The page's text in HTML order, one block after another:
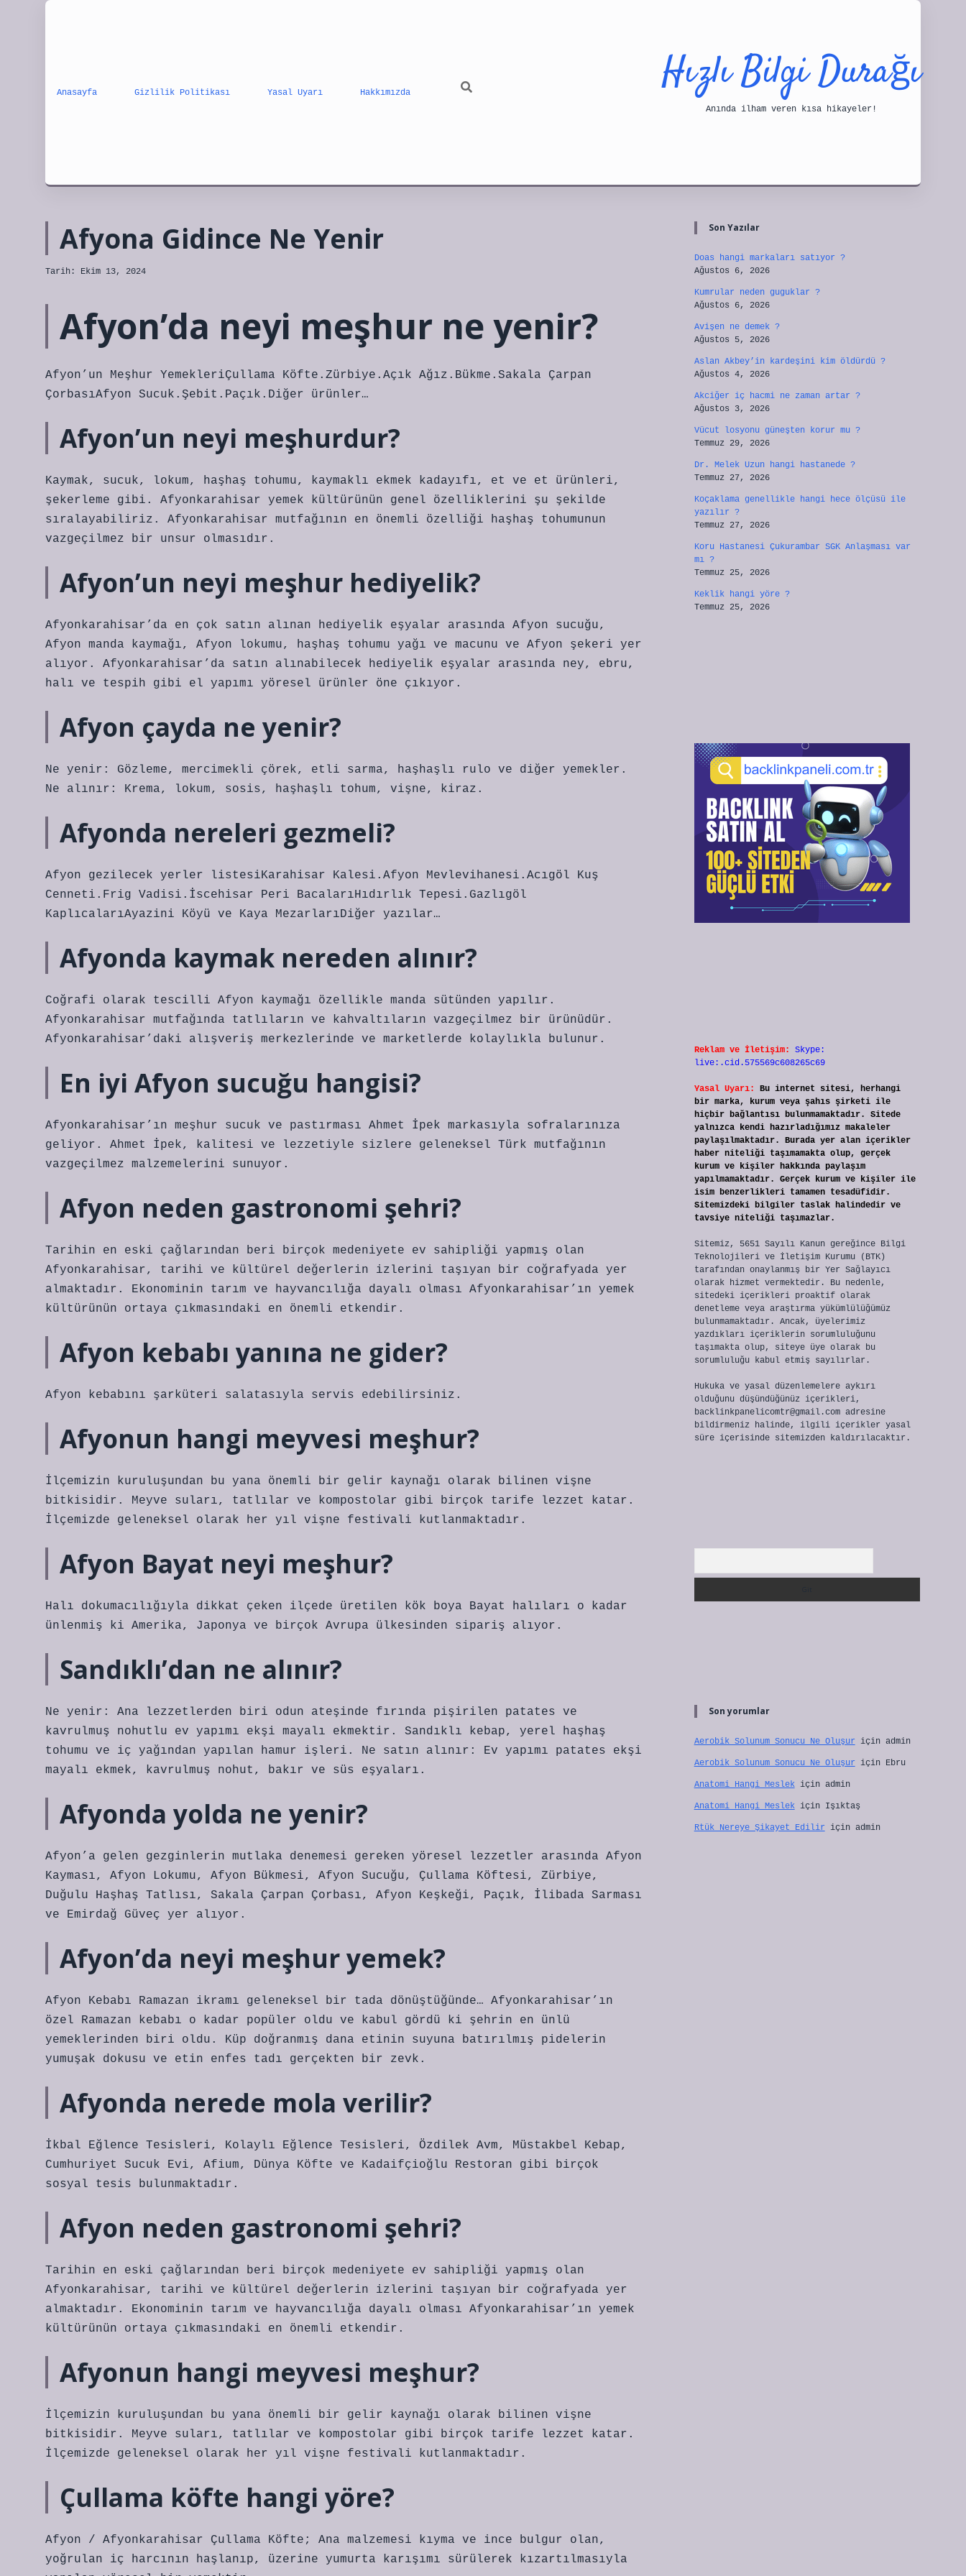
Anasayfa Gizlilik Politikası Yasal Uyarı Hakkımızda Hızlı Bilgi Durağı
Anında ilham veren kısa hikayeler!
Afyona Gidince Ne Yenir
Tarih: Ekim 13, 2024
Afyon’da neyi meşhur ne yenir?
Afyon’un Meşhur YemekleriÇullama Köfte.Zürbiye.Açık Ağız.Bükme.Sakala Çarpan
ÇorbasıAfyon Sucuk.Şebit.Paçık.Diğer ürünler…
Afyon’un neyi meşhurdur?
Kaymak, sucuk, lokum, haşhaş tohumu, kaymaklı ekmek kadayıfı, et ve et ürünleri,
şekerleme gibi. Afyonkarahisar yemek kültürünün genel özelliklerini şu şekilde
sıralayabiliriz. Afyonkarahisar mutfağının en önemli özelliği haşhaş tohumunun
vazgeçilmez bir unsur olmasıdır.
Afyon’un neyi meşhur hediyelik?
Afyonkarahisar’da en çok satın alınan hediyelik eşyalar arasında Afyon sucuğu,
Afyon manda kaymağı, Afyon lokumu, haşhaş tohumu yağı ve macunu ve Afyon şekeri yer
alıyor. Afyonkarahisar’da satın alınabilecek hediyelik eşyalar arasında ney, ebru,
halı ve tespih gibi el yapımı yöresel ürünler öne çıkıyor.
Afyon çayda ne yenir?
Ne yenir: Gözleme, mercimekli çörek, etli sarma, haşhaşlı rulo ve diğer yemekler.
Ne alınır: Krema, lokum, sosis, haşhaşlı tohum, vişne, kiraz.
Afyonda nereleri gezmeli?
Afyon gezilecek yerler listesiKarahisar Kalesi.Afyon Mevlevihanesi.Acıgöl Kuş
Cenneti.Frig Vadisi.İscehisar Peri BacalarıHıdırlık Tepesi.Gazlıgöl
KaplıcalarıAyazini Köyü ve Kaya MezarlarıDiğer yazılar…
Afyonda kaymak nereden alınır?
Coğrafi olarak tescilli Afyon kaymağı özellikle manda sütünden yapılır.
Afyonkarahisar mutfağında tatlıların ve kahvaltıların vazgeçilmez bir ürünüdür.
Afyonkarahisar’daki alışveriş merkezlerinde ve marketlerde kolaylıkla bulunur.
En iyi Afyon sucuğu hangisi?
Afyonkarahisar’ın meşhur sucuk ve pastırması Ahmet İpek markasıyla sofralarınıza
geliyor. Ahmet İpek, kalitesi ve lezzetiyle sizlere geleneksel Türk mutfağının
vazgeçilmez malzemelerini sunuyor.
Afyon neden gastronomi şehri?
Tarihin en eski çağlarından beri birçok medeniyete ev sahipliği yapmış olan
Afyonkarahisar, tarihi ve kültürel değerlerin izlerini taşıyan bir coğrafyada yer
almaktadır. Ekonominin tarım ve hayvancılığa dayalı olması Afyonkarahisar’ın yemek
kültürünün ortaya çıkmasındaki en önemli etkendir.
Afyon kebabı yanına ne gider?
Afyon kebabını şarküteri salatasıyla servis edebilirsiniz.
Afyonun hangi meyvesi meşhur?
İlçemizin kuruluşundan bu yana önemli bir gelir kaynağı olarak bilinen vişne
bitkisidir. Meyve suları, tatlılar ve kompostolar gibi birçok tarife lezzet katar.
İlçemizde geleneksel olarak her yıl vişne festivali kutlanmaktadır.
Afyon Bayat neyi meşhur?
Halı dokumacılığıyla dikkat çeken ilçede üretilen kök boya Bayat halıları o kadar
ünlenmiş ki Amerika, Japonya ve birçok Avrupa ülkesinden sipariş alıyor.
Sandıklı’dan ne alınır?
Ne yenir: Ana lezzetlerden biri odun ateşinde fırında pişirilen patates ve
kavrulmuş nohutlu ev yapımı ekşi mayalı ekmektir. Sandıklı kebap, yerel haşhaş
tohumu ve iç yağından yapılan hamur işleri. Ne satın alınır: Ev yapımı patates ekşi
mayalı ekmek, kavrulmuş nohut, bakır ve süs eşyaları.
Afyonda yolda ne yenir?
Afyon’a gelen gezginlerin mutlaka denemesi gereken yöresel lezzetler arasında Afyon
Kayması, Afyon Lokumu, Afyon Bükmesi, Afyon Sucuğu, Çullama Köftesi, Zürbiye,
Duğulu Haşhaş Tatlısı, Sakala Çarpan Çorbası, Afyon Keşkeği, Paçık, İlibada Sarması
ve Emirdağ Güveç yer alıyor.
Afyon’da neyi meşhur yemek?
Afyon Kebabı Ramazan ikramı geleneksel bir tada dönüştüğünde… Afyonkarahisar’ın
özel Ramazan kebabı o kadar popüler oldu ve kabul gördü ki şehrin en ünlü
yemeklerinden biri oldu. Küp doğranmış dana etinin suyuna batırılmış pidelerin
yumuşak dokusu ve etin enfes tadı gerçekten bir zevk.
Afyonda nerede mola verilir?
İkbal Eğlence Tesisleri, Kolaylı Eğlence Tesisleri, Özdilek Avm, Müstakbel Kebap,
Cumhuriyet Sucuk Evi, Afium, Dünya Köfte ve Kadaifçioğlu Restoran gibi birçok
sosyal tesis bulunmaktadır.
Afyon neden gastronomi şehri?
Tarihin en eski çağlarından beri birçok medeniyete ev sahipliği yapmış olan
Afyonkarahisar, tarihi ve kültürel değerlerin izlerini taşıyan bir coğrafyada yer
almaktadır. Ekonominin tarım ve hayvancılığa dayalı olması Afyonkarahisar’ın yemek
kültürünün ortaya çıkmasındaki en önemli etkendir.
Afyonun hangi meyvesi meşhur?
İlçemizin kuruluşundan bu yana önemli bir gelir kaynağı olarak bilinen vişne
bitkisidir. Meyve suları, tatlılar ve kompostolar gibi birçok tarife lezzet katar.
İlçemizde geleneksel olarak her yıl vişne festivali kutlanmaktadır.
Çullama köfte hangi yöre?
Afyon / Afyonkarahisar Çullama Köfte; Ana malzemesi kıyma ve ince bulgur olan,
yoğrulan iç harcının haşlanıp, üzerine yumurta karışımı sürülerek kızartılmasıyla
Sidebar
Son Yazılar
Doas hangi markaları satıyor ?
Ağustos 6, 2026
Kumrular neden guguklar ?
Ağustos 6, 2026
Avişen ne demek ?
Ağustos 5, 2026
Aslan Akbey’in kardeşini kim öldürdü ?
Ağustos 4, 2026
Akciğer iç hacmi ne zaman artar ?
Ağustos 3, 2026
Vücut losyonu güneşten korur mu ?
Temmuz 29, 2026
Dr. Melek Uzun hangi hastanede ?
Temmuz 27, 2026
Koçaklama genellikle hangi hece ölçüsü ile
yazılır ?
Temmuz 27, 2026
Koru Hastanesi Çukurambar SGK Anlaşması var
mı ?
Temmuz 25, 2026
Keklik hangi yöre ?
Temmuz 25, 2026
Reklam ve İletişim:
Skype:
live:.cid.575569c608265c69
Yasal Uyarı:
Bu internet sitesi, herhangi
bir marka, kurum veya şahıs şirketi ile
hiçbir bağlantısı bulunmamaktadır. Sitede
yalnızca kendi hazırladığımız makaleler
paylaşılmaktadır. Burada yer alan içerikler
haber niteliği taşımamakta olup, gerçek
kurum ve kişiler hakkında paylaşım
yapılmamaktadır. Gerçek kurum ve kişiler ile
isim benzerlikleri tamamen tesadüfidir.
Sitemizdeki bilgiler taslak halindedir ve
tavsiye niteliği taşımazlar.
Sitemiz, 5651 Sayılı Kanun gereğince Bilgi
Teknolojileri ve İletişim Kurumu (BTK)
tarafından onaylanmış bir Yer Sağlayıcı
olarak hizmet vermektedir. Bu nedenle,
sitedeki içerikleri proaktif olarak
denetleme veya araştırma yükümlülüğümüz
bulunmamaktadır. Ancak, üyelerimiz
yazdıkları içeriklerin sorumluluğunu
taşımakta olup, siteye üye olarak bu
sorumluluğu kabul etmiş sayılırlar.
Hukuka ve yasal düzenlemelere aykırı
olduğunu düşündüğünüz içerikleri,
backlinkpanelicomtr@gmail.comadresine
bildirmeniz halinde, ilgili içerikler yasal
süre içerisinde sitemizden kaldırılacaktır.
Son yorumlar
Aerobik Solunum Sonucu Ne Oluşur için admin
Aerobik Solunum Sonucu Ne Oluşur için Ebru
Anatomi Hangi Meslekiçin admin
Anatomi Hangi Meslekiçin Işıktaş
Rtük Nereye Şikayet Edilir için admin